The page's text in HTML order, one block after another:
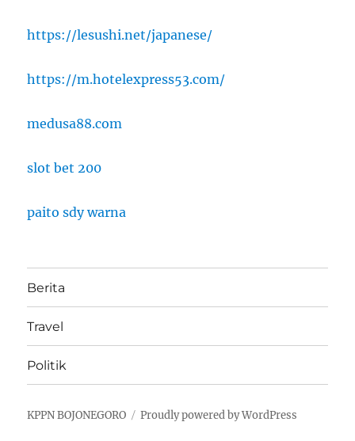
https://lesushi.net/japanese/
https://m.hotelexpress53.com/
medusa88.com
slot bet 200
paito sdy warna
Berita
Travel
Politik
KPPN BOJONEGORO Proudly powered by WordPress